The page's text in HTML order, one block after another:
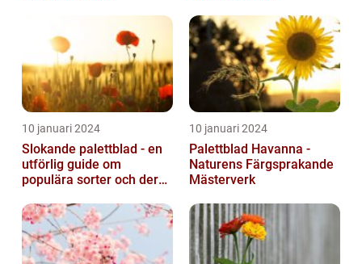
10 januari 2024
Slokande palettblad - en
utförlig guide om
populära sorter och deras
10 januari 2024
Palettblad Havanna -
Naturens Färgsprakande
Mästerverk